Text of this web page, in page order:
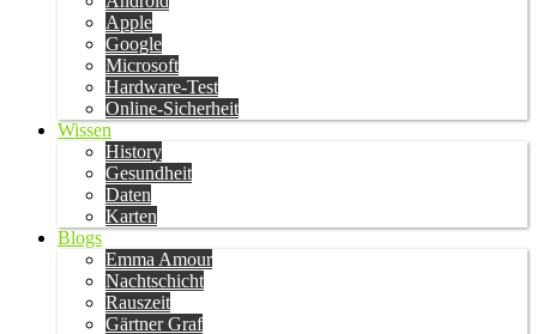
Apple
Google
Microsoft
Hardware-Test
Online-Sicherheit
Wissen
History
Gesundheit
Daten
Karten
Blogs
Emma Amour
Nachtschicht
Rauszeit
Gärtner Graf